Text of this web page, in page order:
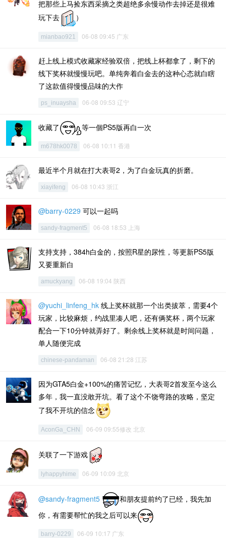
把那些上马捡东西采摘之类超绝多余慢动作去掉还是很难
玩下去
）
mianbao921 06-08 09:45 广东
赶上线上模式收藏家经验双倍，把线上杯都拿了，剩下的
线下奖杯就慢慢玩吧。单纯奔着白金去的这种心态就白瞎
了这款值得慢慢品味的大作
ps_inuaysha 06-08 09:53 辽宁
收藏了 等一個PS5版再白一次
m678hk0078 06-08 10:11 香港
最近半个月就在打大表哥2，为了白金玩真的折磨。
xiayifeng 06-08 10:43 浙江
@barry-0229 可以一起吗
sandy-fragment5 06-08 18:53 上海
支持支持，384h白金的，按照R星的尿性，等更新PS5版
又要重新白
amuckyang 06-08 19:04 陕西
@yuchi_linfeng_hk 线上奖杯就那一个出类拔萃，需要4个
玩家，比较麻烦，约战里凑人吧，还有俩奖杯，两个玩家
配合一下10分钟就弄好了。剩余线上奖杯就是时间问题，
单人随便完成
chinese-pandaman 06-08 21:28 江苏
因为GTA5白金+100%的痛苦记忆，大表哥2首发至今这么
多年，我一直没敢开坑。看了这个不饶弯路的攻略，坚定
了我不开坑的信念
AconGa_CHN 06-09 09:55修改 北京
关联了一下游戏
lyhappyhime 06-09 10:09 北京
@sandy-fragment5
和朋友提前约了已经，我先加
你，有需要帮忙的我之后可以来
barry-0229 06-09 10:17 广东